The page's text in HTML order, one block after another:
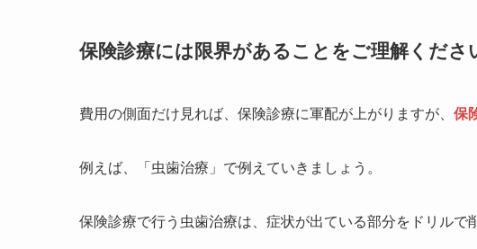
保険診療には限界があることをご理解くださ
費用の側面だけ見れば、保険診療に軍配が上がりますが、 保
例えば、「虫歯治療」で例えていきましょう。
保険診療で行う虫歯治療は、症状が出ている部分をドリルで